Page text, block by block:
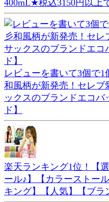
400mL★税込3150円以上
レビューを書いて3個で
和風柄が新発売！セレブ
ックスのブランドエコ
ド】
楽天ランキング1位！【
ール♪】【カラーストー
キング】【人気】【ブラ